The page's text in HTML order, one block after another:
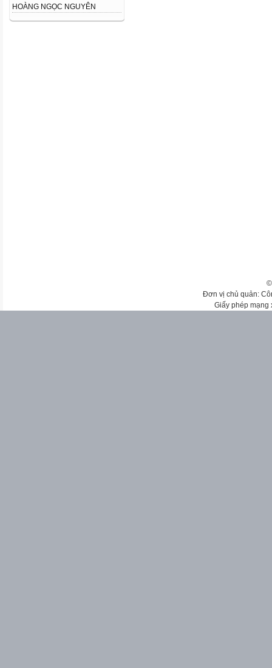
HOÀNG NGỌC NGUYÊN
Đơn vị chủ quản:
Giấy phép mạng